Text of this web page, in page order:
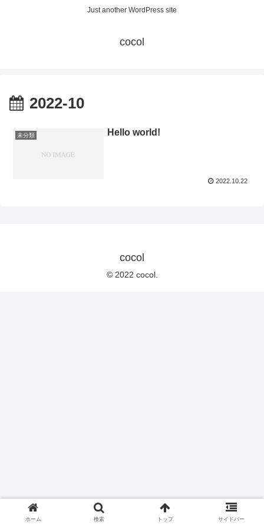
Just another WordPress site
cocol
2022-10
未分類 Hello world!
2022.10.22
cocol
© 2022 cocol.
ホーム 検索 トップ サイドバー